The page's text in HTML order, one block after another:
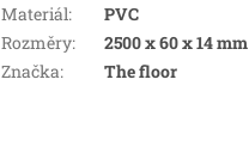
Materiál:
PVC
Rozměry:
2500 x 60 x 14 mm
Značka: The floor